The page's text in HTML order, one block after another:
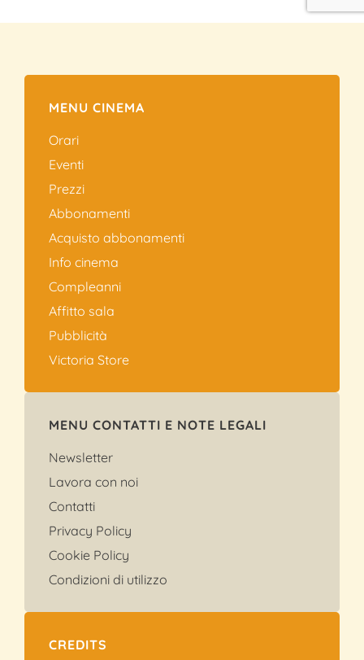
MENU CINEMA
Orari
Eventi
Prezzi
Abbonamenti
Acquisto abbonamenti
Info cinema
Compleanni
Affitto sala
Pubblicità
Victoria Store
MENU CONTATTI E NOTE LEGALI
Newsletter
Lavora con noi
Contatti
Privacy Policy
Cookie Policy
Condizioni di utilizzo
CREDITS